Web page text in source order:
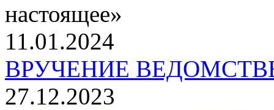
настоящее»
11.01.2024
ВРУЧЕНИЕ
27.12.2023